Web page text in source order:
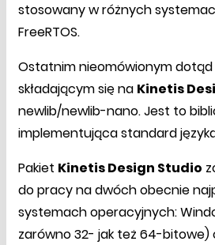
stosowany w różnych
FreeRTOS.
Ostatnim nieomówionym
składającym się na Kinetis
newlib/newlib-nano. Jest to
implementująca standard
Pakiet Kinetis Design Studio
do pracy na dwóch obecnie
systemach operacyjnych:
zarówno 32- jak też 64-bitowe)